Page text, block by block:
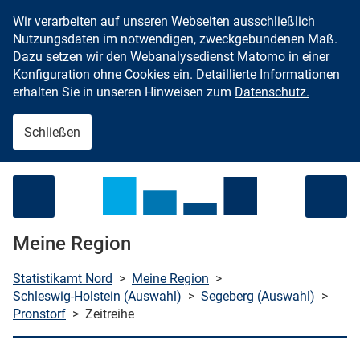
Zum Inhalt springen
Wir verarbeiten auf unseren Webseiten ausschließlich
Nutzungsdaten im notwendigen, zweckgebundenen Maß.
Dazu setzen wir den Webanalysedienst Matomo in einer
Konfiguration ohne Cookies ein. Detaillierte Informationen
erhalten Sie in unseren Hinweisen zum Datenschutz.
Schließen
Meine Region
Statistikamt Nord > Meine Region >
Schleswig-Holstein (Auswahl) > Segeberg (Auswahl) >
Pronstorf > Zeitreihe